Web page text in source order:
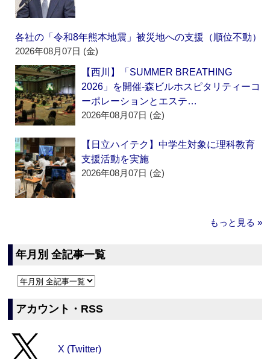
各社の「令和8年熊本地震」被災地への支援（順位不動）
2026年08月07日 (金)
【西川】「SUMMER BREATHING
2026」を開催‐森ビルホスピタリティーコ
ーポレーションとエステ…
2026年08月07日 (金)
【日立ハイテク】中学生対象に理科教育
支援活動を実施
2026年08月07日 (金)
もっと見る »
年月別 全記事一覧
アカウント・RSS
X (Twitter)